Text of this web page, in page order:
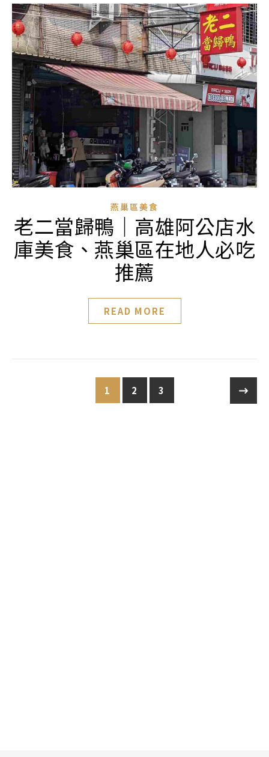
燕巢區美食
老二當歸鴨｜高雄阿公店水
庫美食、燕巢區在地人必吃
推薦
READ MORE
1 2 3